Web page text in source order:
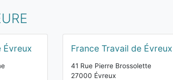
Évreux France Travail de Évreux
41 Rue Pierre Brossolette
27000 Évreux